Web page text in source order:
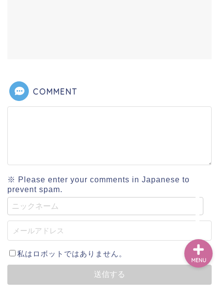
COMMENT
※ Please enter your comments in Japanese to
prevent spam.
私はロボットではありません。
MENU
アカデミック
教養